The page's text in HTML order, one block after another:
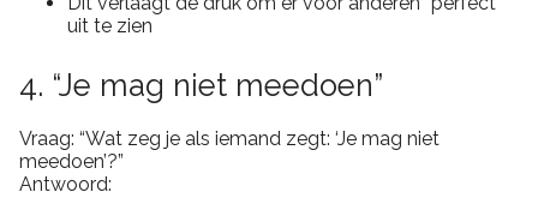
uit te zien
4. “Je mag niet meedoen”
Vraag: “Wat zeg je als iemand zegt: ‘Je mag niet
meedoen’?”
Antwoord: